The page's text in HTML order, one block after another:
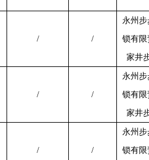
/ /
永州
锁有限
家井
/ /
永州
锁有限
家井
/ /
永州
锁有限